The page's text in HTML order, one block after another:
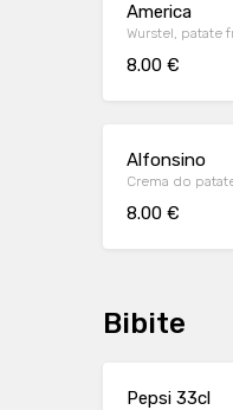
America
Wurstel, patate
8.00 €
Alfonsino
Crema do
8.00 €
Bibite
Pepsi 33cl